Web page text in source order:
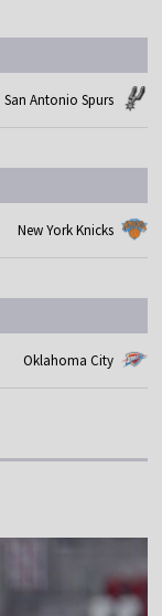
San Antonio Spurs
New York Knicks
Oklahoma City